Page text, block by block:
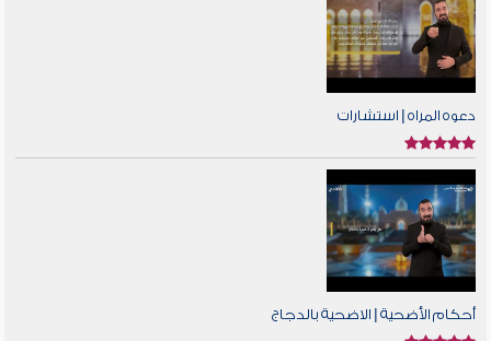
دعوه المراه | استشارات
أحكام الأضحية | الاضحية بالدجاج